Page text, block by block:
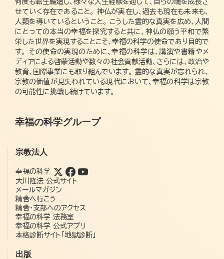
せていく存在であること。 神仏が実在し、過去も現在も未来も、
人類を導いているということ。 こうした霊的な真実を広め、人間
にとっての本当の幸福を探究すると共に、神仏の願う平和で繁
栄した世界を実現することこそ、幸福の科学の使命であり目的で
す。 その使命の実現のために、幸福の科学は、講演や書籍やメ
ディアによる啓蒙活動や数々の社会貢献活動、さらには、政治や
教育、国際事業にも取り組んでいます。 霊的な真実が忘れられ、
宗教の価値が見失われている現代において、幸福の科学は宗教
の可能性に挑戦し続けています。
幸福の科学グループ
宗教法人
幸福の科学
大川隆法 公式サイト
メールマガジン
精舎へ行こう
精舎・支部へのアクセス
幸福の科学 法務室
幸福の科学 公式アプリ
本格診断サイト「地獄診断」
出版